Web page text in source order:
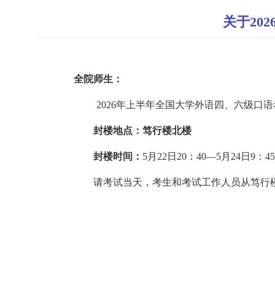
关于
全院师生：
2026年上半年全国大学外语四 六级口语
封楼地点：笃行楼北楼
封楼时间： 5月22日20：40—5月24日9：45
请考试当天 ， 考生和考试工作人员从笃行